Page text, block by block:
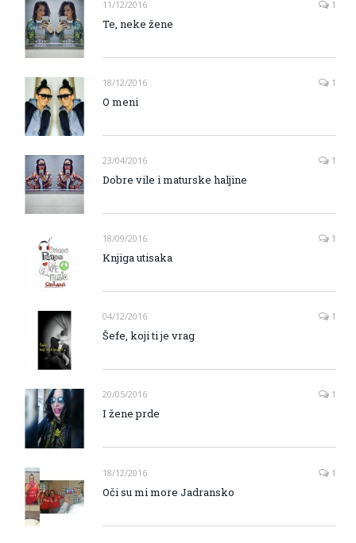
11/12/2016 1
Te, neke žene
18/12/2016 1
O meni
23/04/2016 1
Dobre vile i maturske haljine
18/09/2016 1
Knjiga utisaka
04/12/2016 1
Šefe, koji ti je vrag
20/05/2016 1
I žene prde
18/12/2016 1
Oči su mi more Jadransko